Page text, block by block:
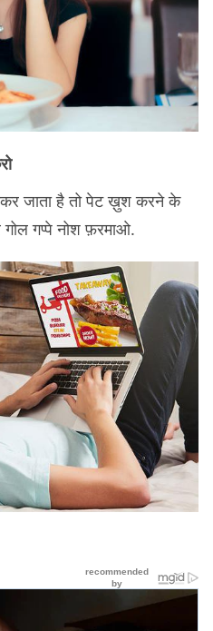
जाता है तो पेट ख़ुश करने के
गोल गप्पे नोश फ़रमाओ.